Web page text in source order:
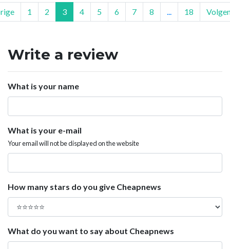
1 2 3 4 5 6 7 8 18
Write a review
What is your name
What is your e-mail
Your email will not be displayed on the website
How many stars do you give Cheapnews
What do you want to say about Cheapnews